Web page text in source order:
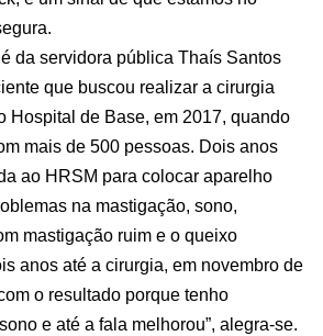
da servidora pública Thaís Santos
que buscou realizar a cirurgia
Hospital de Base, em 2017, quando
mais de 500 pessoas. Dois anos
ao HRSM para colocar aparelho
na mastigação, sono,
mastigação ruim e o queixo
anos até a cirurgia, em novembro de
o resultado porque tenho
e até a fala melhorou”, alegra-se.